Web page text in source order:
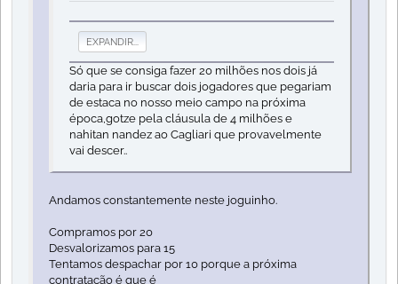
EXPANDIR...
Só que se consiga fazer 20 milhões nos dois já
daria para ir buscar dois jogadores que pegariam
de estaca no nosso meio campo na próxima
época,gotze pela cláusula de 4 milhões e
nahitan nandez ao Cagliari que provavelmente
vai descer..
Andamos constantemente neste joguinho.
Compramos por 20
Desvalorizamos para 15
Tentamos despachar por 10 porque a próxima
contratação é que é